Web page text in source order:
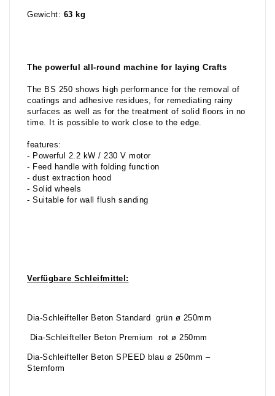
Gewicht: 63 kg
The powerful all-round machine for laying Crafts
The BS 250 shows high performance for the removal of
coatings and adhesive residues, for remediating rainy
surfaces as well as for the treatment of solid floors in no
time. It is possible to work close to the edge.
features:
- Powerful 2.2 kW / 230 V motor
- Feed handle with folding function
- dust extraction hood
- Solid wheels
- Suitable for wall flush sanding
Verfügbare Schleifmittel:
Dia-Schleifteller Beton Standard grün ø 250mm
Dia-Schleifteller Beton Premium rot ø 250mm
Dia-Schleifteller Beton SPEED blau ø 250mm –
Sternform